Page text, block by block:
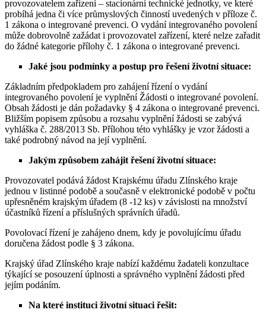
provozovatelem zařízení – stacionární technické jednotky, ve které
probíhá jedna či více průmyslových činností uvedených v příloze č.
1 zákona o integrované prevenci. O vydání integrovaného povolení
může dobrovolně zažádat i provozovatel zařízení, které nelze zařadit
do žádné kategorie přílohy č. 1 zákona o integrované prevenci.
Jaké jsou podmínky a postup pro řešení životní situace:
Základním předpokladem pro zahájení řízení o vydání
integrovaného povolení je vyplnění Žádosti o integrované povolení.
Obsah žádosti je dán požadavky § 4 zákona o integrované prevenci.
Bližším popisem způsobu a rozsahu vyplnění žádosti se zabývá
vyhláška č. 288/2013 Sb. Přílohou této vyhlášky je vzor žádosti a
také podrobný návod na její vyplnění.
Jakým způsobem zahájit řešení životní situace:
Provozovatel podává žádost Krajskému úřadu Zlínského kraje
jednou v listinné podobě a současně v elektronické podobě v počtu
upřesněném krajským úřadem (8 -12 ks) v závislosti na množství
účastníků řízení a příslušných správních úřadů.
Povolovací řízení je zahájeno dnem, kdy je povolujícímu úřadu
doručena žádost podle § 3 zákona.
Krajský úřad Zlínského kraje nabízí každému žadateli konzultace
týkající se posouzení úplnosti a správného vyplnění žádosti před
jejím podáním.
Na které instituci životní situaci řešit: